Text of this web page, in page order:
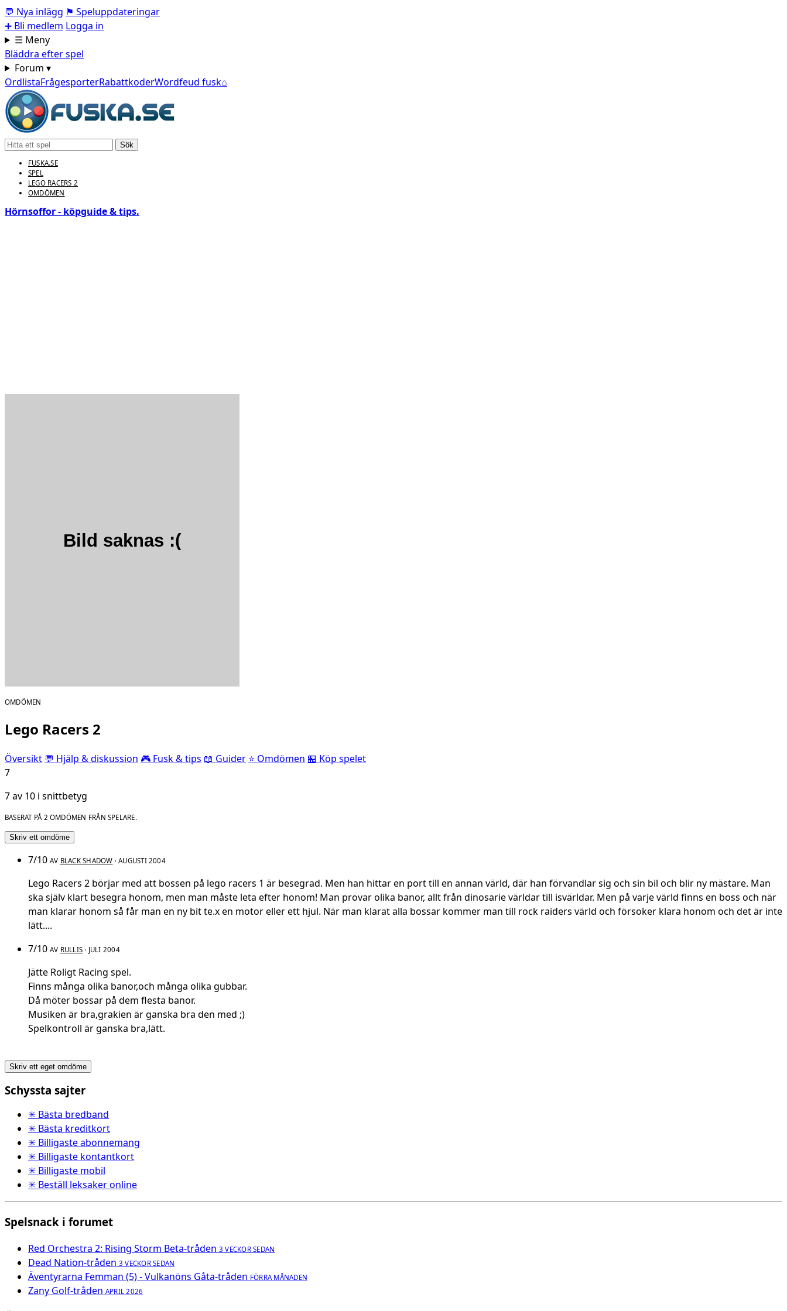
💬 Nya inlägg ⚑ Speluppdateringar
➕ Bli medlem Logga in
☰ Meny
Bläddra efter spel
Forum ▾
OrdlistaFrågesporterRabattkoderWordfeud fusk⌂
Sök
FUSKA.SE
SPEL
LEGO RACERS 2
OMDÖMEN
Hörnsoffor - köpguide & tips.
OMDÖMEN
Lego Racers 2
Översikt 💬 Hjälp & diskussion 🎮 Fusk & tips 📖 Guider ⭐ Omdömen 🏪 Köp spelet
7
7 av 10 i snittbetyg
BASERAT PÅ 2 OMDÖMEN FRÅN SPELARE.
Skriv ett omdöme
7/10 AV BLACK SHADOW · AUGUSTI 2004
Lego Racers 2 börjar med att bossen på lego racers 1 är besegrad. Men han hittar en port till en annan värld, där han förvandlar sig och sin bil och blir ny mästare. Man
ska själv klart besegra honom, men man måste leta efter honom! Man provar olika banor, allt från dinosarie världar till isvärldar. Men på varje värld finns en boss och när
man klarar honom så får man en ny bit te.x en motor eller ett hjul. När man klarat alla bossar kommer man till rock raiders värld och försoker klara honom och det är inte
lätt....
7/10 AV RULLIS · JULI 2004
Jätte Roligt Racing spel.
Finns många olika banor,och många olika gubbar.
Då möter bossar på dem flesta banor.
Musiken är bra,grakien är ganska bra den med ;)
Spelkontroll är ganska bra,lätt.
Skriv ett eget omdöme
Schyssta sajter
✳ Bästa bredband
✳ Bästa kreditkort
✳ Billigaste abonnemang
✳ Billigaste kontantkort
✳ Billigaste mobil
✳ Beställ leksaker online
Spelsnack i forumet
Red Orchestra 2: Rising Storm Beta-tråden 3 VECKOR SEDAN
Dead Nation-tråden 3 VECKOR SEDAN
Äventyrarna Femman (5) - Vulkanöns Gåta-tråden FÖRRA MÅNADEN
Zany Golf-tråden APRIL 2026